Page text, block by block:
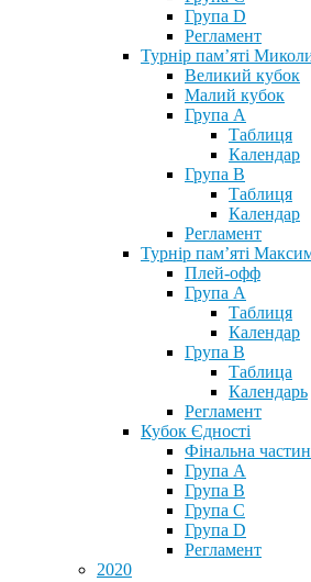
Група D
Регламент
Турнір пам’яті
Великий кубок
Малий кубок
Група А
Таблиця
Календар
Група В
Таблиця
Календар
Регламент
Турнір пам’яті
Плей-офф
Група А
Таблиця
Календар
Група В
Таблица
Календарь
Регламент
Кубок Єдності
Фінальна
Група А
Група В
Група С
Група D
Регламент
2020